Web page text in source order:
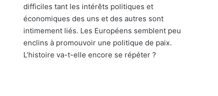
difficiles tant les intérêts politiques et
économiques des uns et des autres sont
intimement liés. Les Européens semblent peu
enclins à promouvoir une politique de paix.
L’histoire va-t-elle encore se répéter ?